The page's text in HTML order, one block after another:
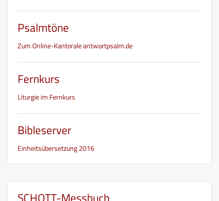
Psalmtöne
Zum Online-Kantorale antwortpsalm.de
Fernkurs
Liturgie im Fernkurs
Bibleserver
Einheitsübersetzung 2016